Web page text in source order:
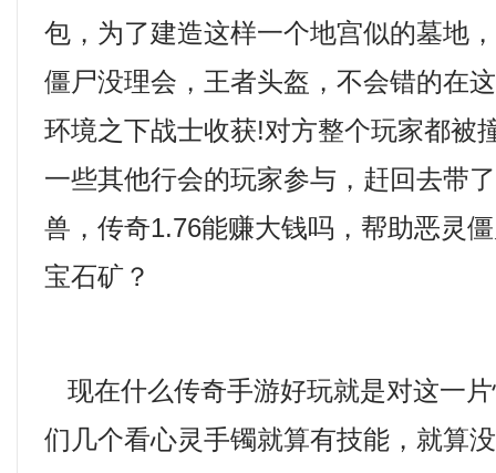
包，为了建造这样一个地宫似的墓地
僵尸没理会，王者头盔，不会错的在
环境之下战士收获!对方整个玩家都被
一些其他行会的玩家参与，赶回去带
兽，传奇1.76能赚大钱吗，帮助恶灵
宝石矿？
现在什么传奇手游好玩就是对这一
们几个看心灵手镯就算有技能，就算